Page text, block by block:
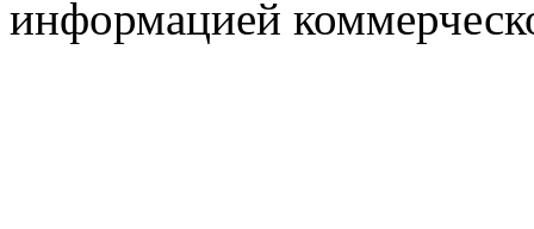
информацией